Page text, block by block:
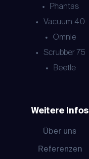
Phantas
Vacuum 40
Omnie
Scrubber 75
Beetle
Weitere Infos
Über uns
Referenzen